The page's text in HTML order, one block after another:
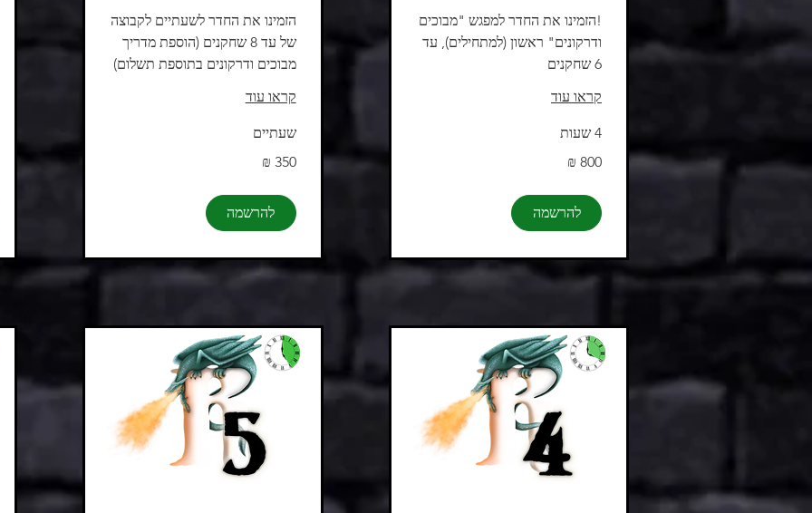
!הזמינו את החדר למפגש "מבוכים
ודרקונים" ראשון (למתחילים), עד
6 שחקנים
קראו עוד
4 שעות
שקלים
להרשמה
הזמינו את החדר לשעתיים לקבוצה
של עד 8 שחקנים (הוספת מדריך
מבוכים ודרקונים בתוספת תשלום)
קראו עוד
שעתיים
שקלים‏350 ‏₪
להרשמה